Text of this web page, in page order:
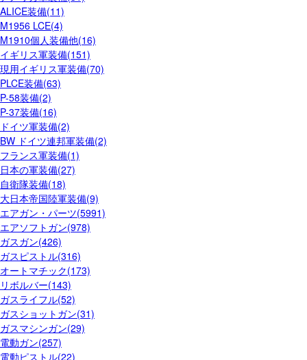
ALICE装備(11)
M1956 LCE(4)
M1910個人装備他(16)
イギリス軍装備(151)
現用イギリス軍装備(70)
PLCE装備(63)
P-58装備(2)
P-37装備(16)
ドイツ軍装備(2)
BW ドイツ連邦軍装備(2)
フランス軍装備(1)
日本の軍装備(27)
自衛隊装備(18)
大日本帝国陸軍装備(9)
エアガン・パーツ(5991)
エアソフトガン(978)
ガスガン(426)
ガスピストル(316)
オートマチック(173)
リボルバー(143)
ガスライフル(52)
ガスショットガン(31)
ガスマシンガン(29)
電動ガン(257)
電動ピストル(22)